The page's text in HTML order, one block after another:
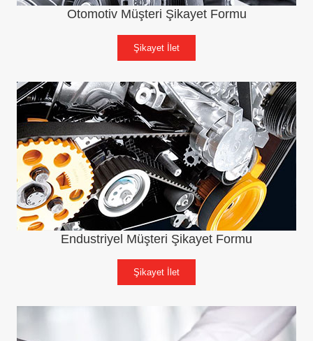
Otomotiv Müşteri Şikayet Formu
Şikayet İlet
Endustriyel Müşteri Şikayet Formu
Şikayet İlet